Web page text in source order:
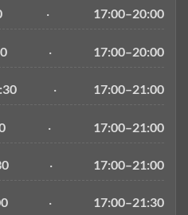
· 17:00–20:00
· 17:00–20:00
· 17:00–21:00
· 17:00–21:00
· 17:00–21:00
· 17:00–21:30